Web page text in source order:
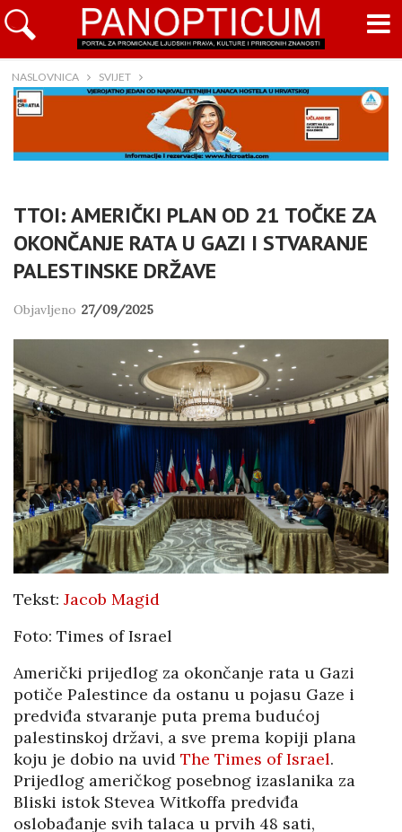
NASLOVNICA SVIJET
TTOI: AMERIČKI PLAN OD 21 TOČKE ZA
OKONČANJE RATA U GAZI I STVARANJE
PALESTINSKE DRŽAVE
Objavljeno 27/09/2025
Tekst: Jacob Magid
Foto: Times of Israel
Američki prijedlog za okončanje rata u Gazi
potiče Palestince da ostanu u pojasu Gaze i
predviđa stvaranje puta prema budućoj
palestinskoj državi, a sve prema kopiji plana
koju je dobio na uvid The Times of Israel.
Prijedlog američkog posebnog izaslanika za
Bliski istok Stevea Witkoffa predviđa
oslobađanje svih talaca u prvih 48 sati,